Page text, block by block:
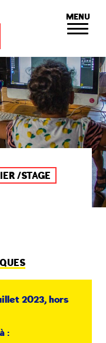
MENU
/STAGE
2023, hors
: